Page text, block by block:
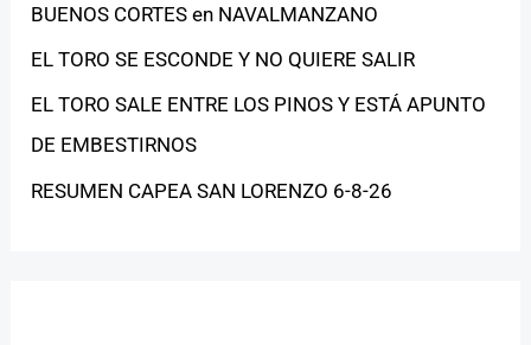
BUENOS CORTES en NAVALMANZANO
EL TORO SE ESCONDE Y NO QUIERE SALIR
EL TORO SALE ENTRE LOS PINOS Y ESTÁ APUNTO
DE EMBESTIRNOS
RESUMEN CAPEA SAN LORENZO 6-8-26